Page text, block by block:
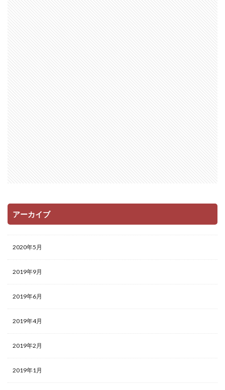
アーカイブ
2020年5月
2019年9月
2019年6月
2019年4月
2019年2月
2019年1月